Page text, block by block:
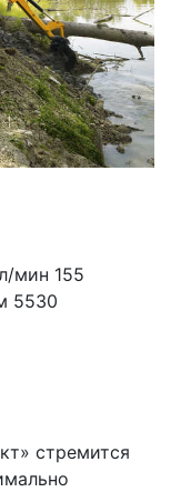
мин 155
5530
стремится